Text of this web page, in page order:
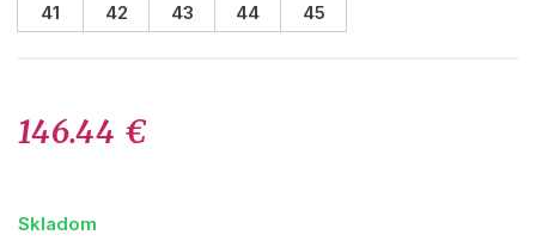
41 42 43 44 45
146.44 €
Skladom